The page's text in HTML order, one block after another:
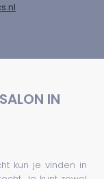
IN
kun je vinden in